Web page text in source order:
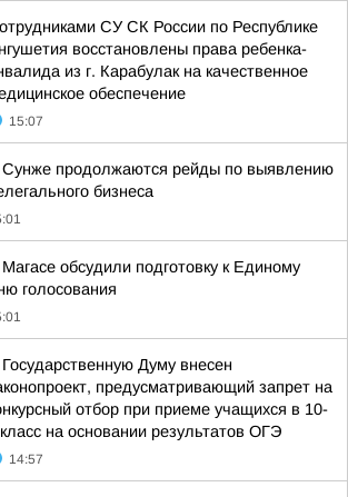
СУ СК России по Республике
восстановлены права ребенка-
из г. Карабулак на качественное
обеспечение
15:07
продолжаются рейды по выявлению
бизнеса
обсудили подготовку к Единому
голосования
Думу внесен
предусматривающий запрет на
отбор при приеме учащихся в 10-
на основании результатов ОГЭ
14:57